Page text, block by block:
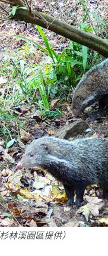
林溪園區提供）